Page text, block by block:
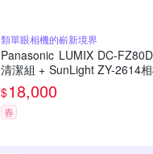
類單眼相機的嶄新境界
Panasonic LUMIX DC-
清潔組 + SunLight ZY-2614
瑪 HD-100C電子除濕卡
$18,000
券